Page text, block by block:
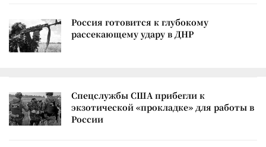
Россия готовится к глубокому
рассекающему удару в ДНР
Спецслужбы США прибегли к
экзотической «прокладке» для работы в
России